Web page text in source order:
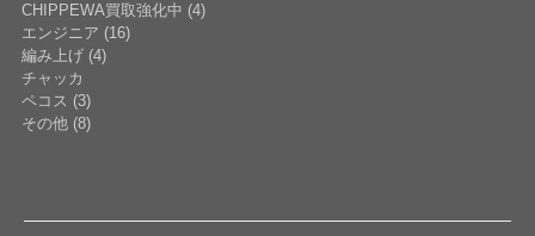
CHIPPEWA買取強化中 (4)
エンジニア (16)
編み上げ (4)
チャッカ
ペコス (3)
その他 (8)